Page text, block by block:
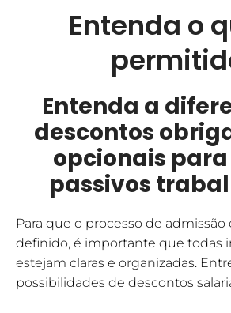
Entenda o
Entenda a
descontos
opcionais
passivos
Para que o processo de admissão
definido, é importante que todas
estejam claras e organizadas.
possibilidades de descontos